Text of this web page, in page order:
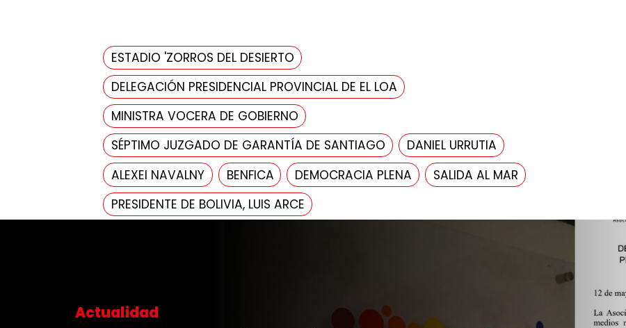
ESTADIO 'ZORROS DEL DESIERTO
DELEGACIÓN PRESIDENCIAL PROVINCIAL DE EL LOA
MINISTRA VOCERA DE GOBIERNO
SÉPTIMO JUZGADO DE GARANTÍA DE SANTIAGO
DANIEL URRUTIA
ALEXEI NAVALNY
BENFICA DEMOCRACIA PLENA
SALIDA AL MAR
PRESIDENTE DE BOLIVIA, LUIS ARCE
Actualidad